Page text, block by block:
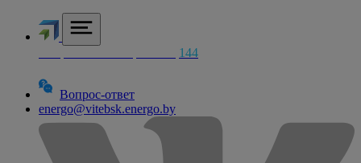
144
Вопрос-ответ
energo@vitebsk.energo.by